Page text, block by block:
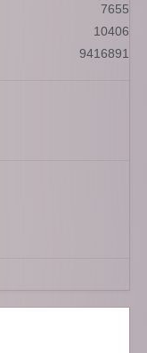
7655
10406
9416891